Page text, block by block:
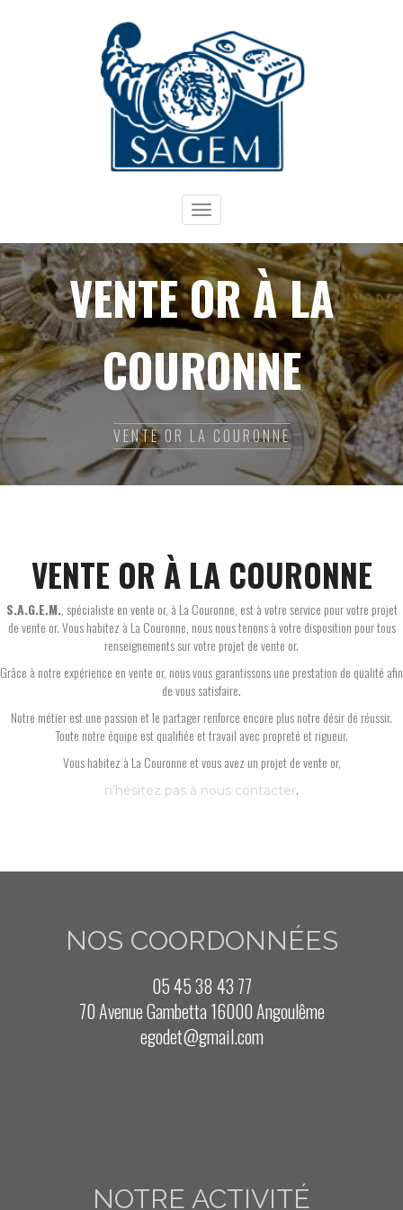
Toggle
navigation
VENTE OR À LA
COURONNE
VENTE OR LA COURONNE
VENTE OR À LA COURONNE
S.A.G.E.M., spécialiste en vente or, à La Couronne, est à votre service pour votre projet
de vente or. Vous habitez à La Couronne, nous nous tenons à votre disposition pour tous
renseignements sur votre projet de vente or.
Grâce à notre expérience en vente or, nous vous garantissons une prestation de qualité afin
de vous satisfaire.
Notre métier est une passion et le partager renforce encore plus notre désir de réussir.
Toute notre équipe est qualifiée et travail avec propreté et rigueur.
Vous habitez à La Couronne et vous avez un projet de vente or,
n'hésitez pas à nous contacter.
NOS COORDONNÉES
05 45 38 43 77
70 Avenue Gambetta 16000 Angoulême
egodet@gmail.com
NOTRE ACTIVITÉ